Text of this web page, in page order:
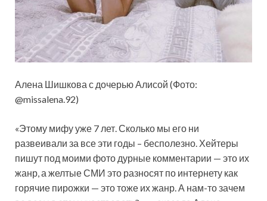
Алена Шишкова с дочерью Алисой (Фото:
@missalena.92)
«Этому мифу уже 7 лет. Сколько мы его ни
развеивали за все эти годы – бесполезно. Хейтеры
пишут под моими фото дурные комментарии — это их
жанр, а желтые СМИ это разносят по интернету как
горячие пирожки — это тоже их жанр. А нам-то зачем